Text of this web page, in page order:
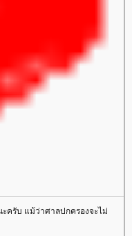
ครับ แม้ว่าศาลปกครองจะไม่